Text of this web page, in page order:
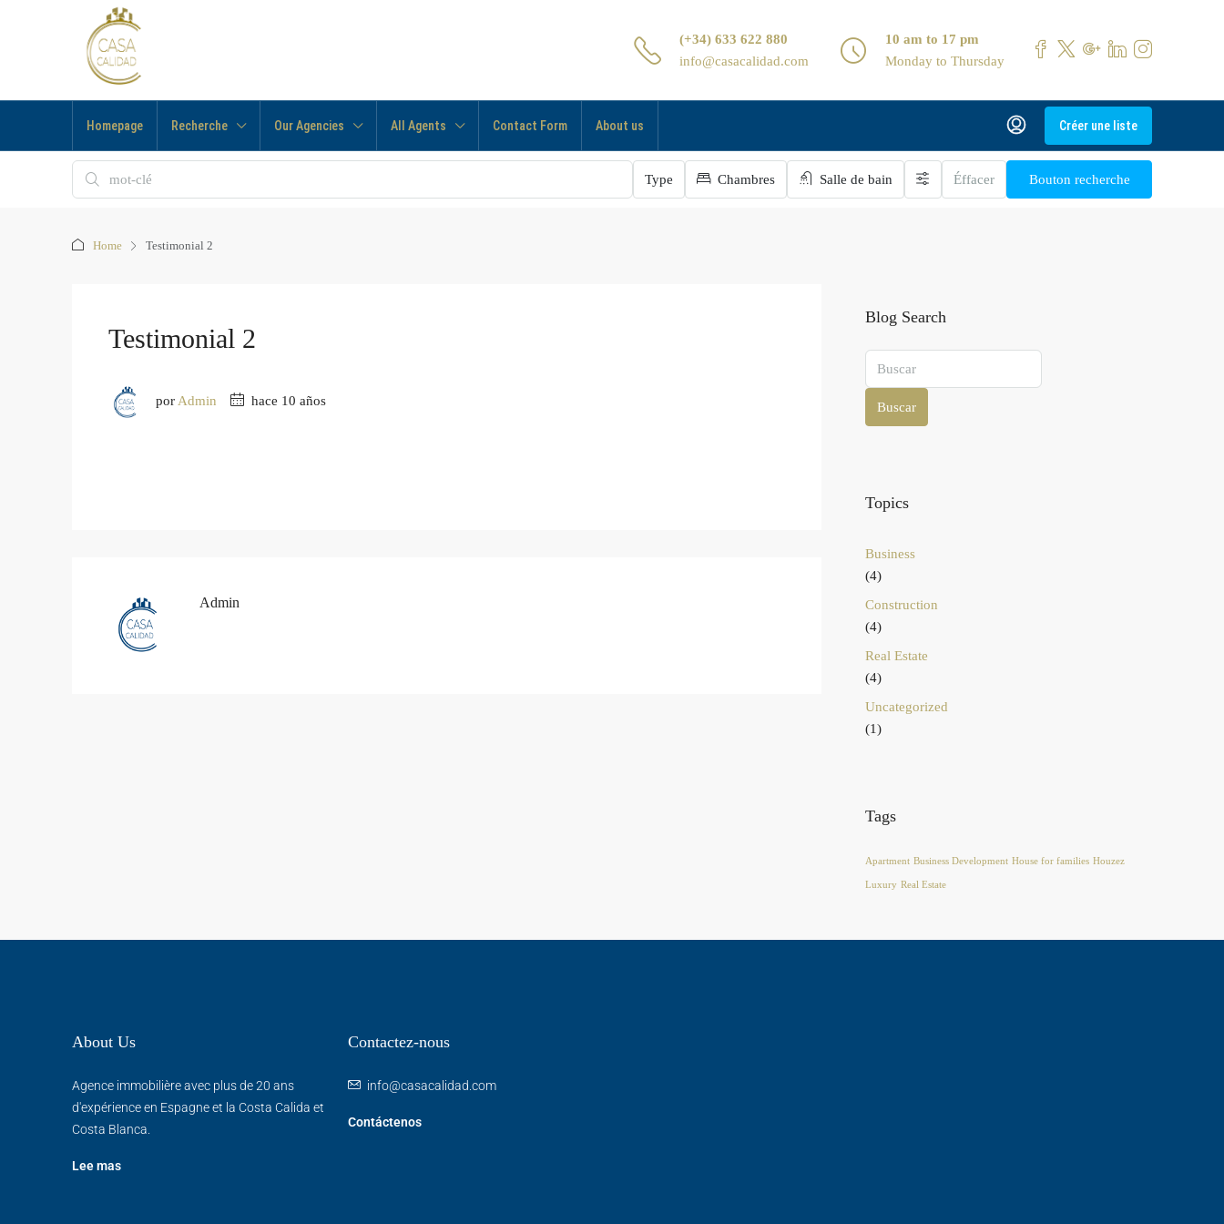
(+34) 633 622 880
info@casacalidad.com
10 am to 17 pm
Monday to Thursday
Homepage Recherche Our Agencies All Agents Contact Form About us Créer une liste
Type Chambres Salle de bain Éffacer Bouton recherche
Home Testimonial 2
Testimonial 2
porAdmin hace 10 años
Admin
Blog Search
Buscar
Topics
Business
(4)
Construction
(4)
Real Estate
(4)
Uncategorized
(1)
Tags
Apartment Business Development House for families Houzez
Luxury Real Estate
About Us
Agence immobilière avec plus de 20 ans
d'expérience en Espagne et la Costa Calida et
Costa Blanca.
Lee mas
Contactez-nous
info@casacalidad.com
Contáctenos